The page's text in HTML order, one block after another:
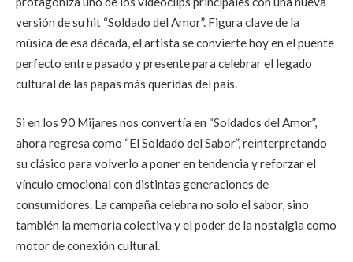
versión de su hit “Soldado del Amor”. Figura clave de la
música de esa década, el artista se convierte hoy en el puente
perfecto entre pasado y presente para celebrar el legado
cultural de las papas más queridas del país.
Si en los 90 Mijares nos convertía en “Soldados del Amor”,
ahora regresa como “El Soldado del Sabor”, reinterpretando
su clásico para volverlo a poner en tendencia y reforzar el
vínculo emocional con distintas generaciones de
consumidores. La campaña celebra no solo el sabor, sino
también la memoria colectiva y el poder de la nostalgia como
motor de conexión cultural.